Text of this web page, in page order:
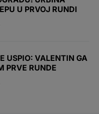
U PRVOJ RUNDI
USPIO: VALENTIN GA
PRVE RUNDE